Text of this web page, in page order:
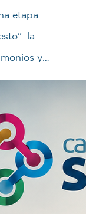
para irme a mi casa”
por un trasplante
en Marcos Juárez